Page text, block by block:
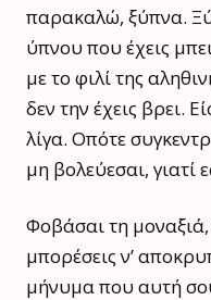
παρακαλώ, ξύπνα.
ύπνου που έχεις
με το φιλί της
δεν την έχεις βρει.
λίγα. Οπότε
μη βολεύεσαι, γιατί
Φοβάσαι τη
μπορέσεις ν’
μήνυμα που αυτή σου